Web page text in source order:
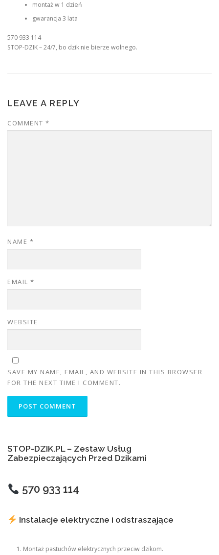
montaż w 1 dzień
gwarancja 3 lata
570 933 114
STOP-DZIK – 24/7, bo dzik nie bierze wolnego.
LEAVE A REPLY
COMMENT *
NAME *
EMAIL *
WEBSITE
SAVE MY NAME, EMAIL, AND WEBSITE IN THIS BROWSER
FOR THE NEXT TIME I COMMENT.
STOP-DZIK.PL – Zestaw Usług
Zabezpieczających Przed Dzikami
570 933 114
Instalacje elektryczne i odstraszające
Montaż pastuchów elektrycznych przeciw dzikom.